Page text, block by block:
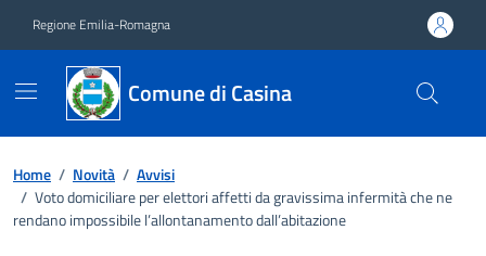
Regione Emilia-Romagna
Comune di Casina
Home / Novità / Avvisi
/ Voto domiciliare per elettori affetti da gravissima infermità che ne
rendano impossibile l’allontanamento dall’abitazione